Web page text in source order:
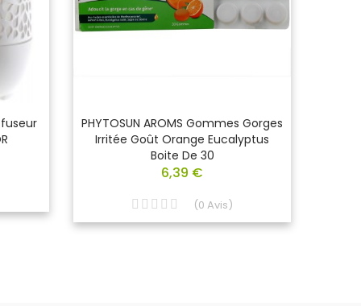
PHYTOSUN AROMS Gommes Gorges
Irritée Goût Orange Eucalyptus
Boite De 30
6,39 €
(0 Avis)